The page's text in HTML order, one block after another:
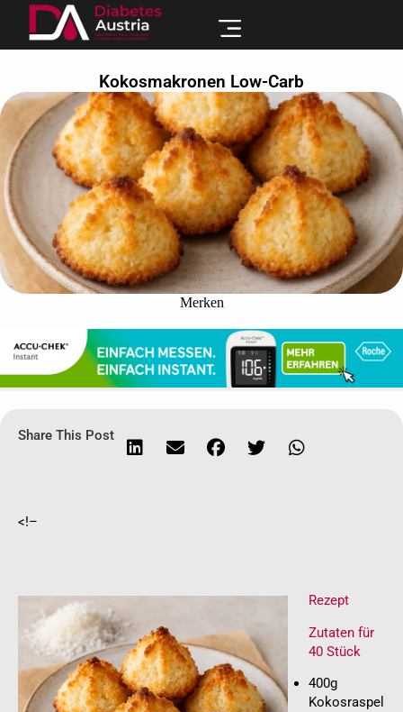
Kokosmakronen Low-Carb
Merken
Share This Post
<!–
Rezept
Zutaten für
40 Stück
400g
Kokosraspel